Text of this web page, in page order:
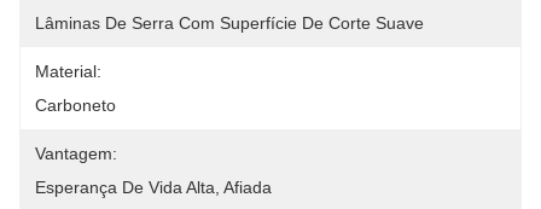
Lâminas De Serra Com Superfície De Corte Suave
Material:
Carboneto
Vantagem:
Esperança De Vida Alta, Afiada